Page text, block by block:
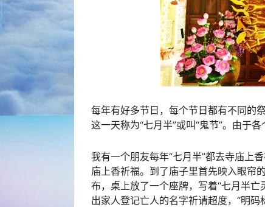
每年有好多节日，每个节日都有不同的
这一天称为“七月半”或叫“鬼节”。由于
我有一个朋友每年“七月半”都去寺庙上
庙上香祈福。到了庙子里首先映入眼帘
布，桌上放了一个座牌，写着“七月半
出家人登记亡人的名字祈请超度，“明